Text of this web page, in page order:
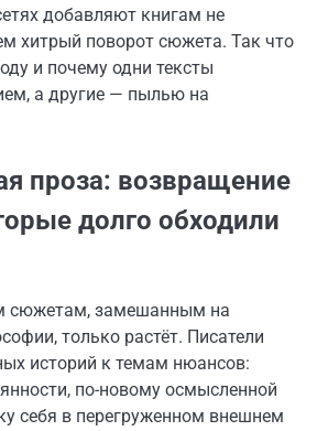
добавляют книгам не
хитрый поворот сюжета. Так что
и почему одни тексты
а другие — пылью на
проза: возвращение
долго обходили
сюжетам, замешанным на
только растёт. Писатели
историй к темам нюансов:
по-новому осмысленной
себя в перегруженном внешнем